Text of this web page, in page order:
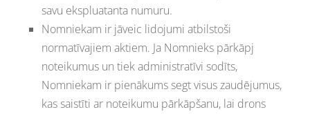
savu ekspluatanta numuru.
Nomniekam ir jāveic lidojumi atbilstoši
normatīvajiem aktiem. Ja Nomnieks pārkāpj
noteikumus un tiek administratīvi sodīts,
Nomniekam ir pienākums segt visus zaudējumus,
kas saistīti ar noteikumu pārkāpšanu, lai drons